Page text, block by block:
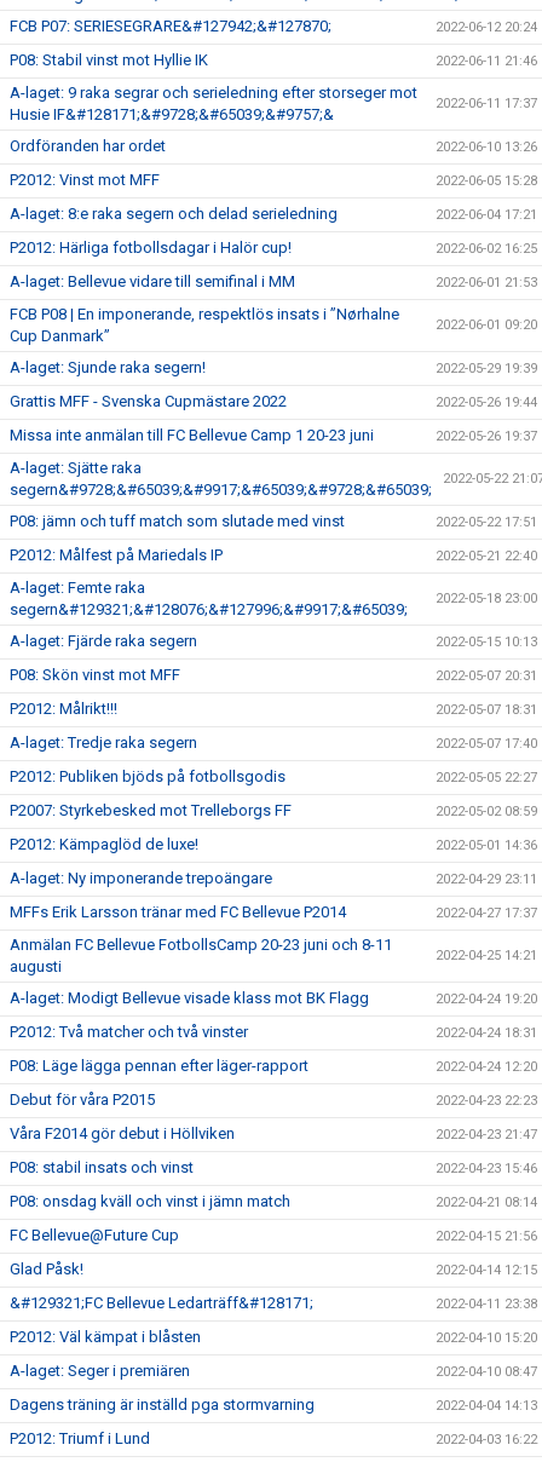
FCB P07: SERIESEGRARE&#127942;&#127870;
2022-06-12 20:24
P08: Stabil vinst mot Hyllie IK 2022-06-11 21:46
A-laget: 9 raka segrar och serieledning efter storseger mot
Husie IF&#128171;&#9728;&#65039;&#9757;&
2022-06-11 17:37
Ordföranden har ordet 2022-06-10 13:26
P2012: Vinst mot MFF 2022-06-05 15:28
A-laget: 8:e raka segern och delad serieledning 2022-06-04 17:21
P2012: Härliga fotbollsdagar i Halör cup! 2022-06-02 16:25
A-laget: Bellevue vidare till semifinal i MM 2022-06-01 21:53
FCB P08 | En imponerande, respektlös insats i ”Nørhalne
Cup Danmark”
2022-06-01 09:20
A-laget: Sjunde raka segern! 2022-05-29 19:39
Grattis MFF - Svenska Cupmästare 2022 2022-05-26 19:44
Missa inte anmälan till FC Bellevue Camp 1 20-23 juni 2022-05-26 19:37
A-laget: Sjätte raka
segern&#9728;&#65039;&#9917;&#65039;&#9728;&#65039;
2022-05-22
P08: jämn och tuff match som slutade med vinst 2022-05-22 17:51
P2012: Målfest på Mariedals IP 2022-05-21 22:40
A-laget: Femte raka
segern&#129321;&#128076;&#127996;&#9917;&#65039;
2022-05-18 23:00
A-laget: Fjärde raka segern 2022-05-15 10:13
P08: Skön vinst mot MFF 2022-05-07 20:31
P2012: Målrikt!!! 2022-05-07 18:31
A-laget: Tredje raka segern 2022-05-07 17:40
P2012: Publiken bjöds på fotbollsgodis 2022-05-05 22:27
P2007: Styrkebesked mot Trelleborgs FF 2022-05-02 08:59
P2012: Kämpaglöd de luxe! 2022-05-01 14:36
A-laget: Ny imponerande trepoängare 2022-04-29 23:11
MFFs Erik Larsson tränar med FC Bellevue P2014 2022-04-27 17:37
Anmälan FC Bellevue FotbollsCamp 20-23 juni och 8-11
augusti
2022-04-25 14:21
A-laget: Modigt Bellevue visade klass mot BK Flagg 2022-04-24 19:20
P2012: Två matcher och två vinster 2022-04-24 18:31
P08: Läge lägga pennan efter läger-rapport 2022-04-24 12:20
Debut för våra P2015 2022-04-23 22:23
Våra F2014 gör debut i Höllviken 2022-04-23 21:47
P08: stabil insats och vinst 2022-04-23 15:46
P08: onsdag kväll och vinst i jämn match 2022-04-21 08:14
FC Bellevue@Future Cup 2022-04-15 21:56
Glad Påsk! 2022-04-14 12:15
&#129321;FC Bellevue Ledarträff&#128171; 2022-04-11 23:38
P2012: Väl kämpat i blåsten 2022-04-10 15:20
A-laget: Seger i premiären 2022-04-10 08:47
Dagens träning är inställd pga stormvarning 2022-04-04 14:13
P2012: Triumf i Lund 2022-04-03 16:22